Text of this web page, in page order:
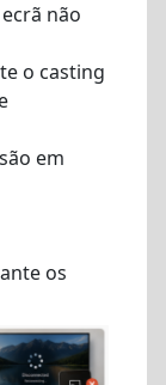
não
o casting
em
os